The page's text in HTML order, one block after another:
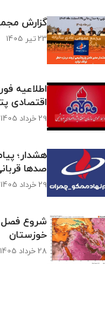
گزارش
23 تیر 1405
اطلاعیه
اقتصادی
29 خرداد 1405
هشدار؛
صدها
29 خرداد 1405
شروع فصل
خوزستان
28 خرداد 1405